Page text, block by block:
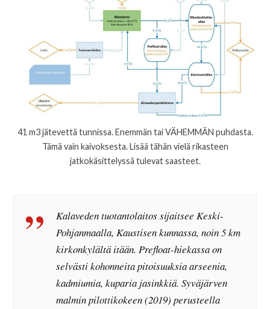
41 m3 jätevettä tunnissa. Enemmän tai VÄHEMMÄN puhdasta.
Tämä vain kaivoksesta. Lisää tähän vielä rikasteen
jatkokäsittelyssä tulevat saasteet.
Kalaveden tuotantolaitos sijaitsee Keski-
Pohjanmaalla, Kaustisen kunnassa, noin 5 km
kirkonkylältä itään. Prefloat-hiekassa on
selvästi kohonneita pitoisuuksia arseenia,
kadmiumia, kuparia jasinkkiä. Syväjärven
malmin pilottikokeen (2019) perusteella